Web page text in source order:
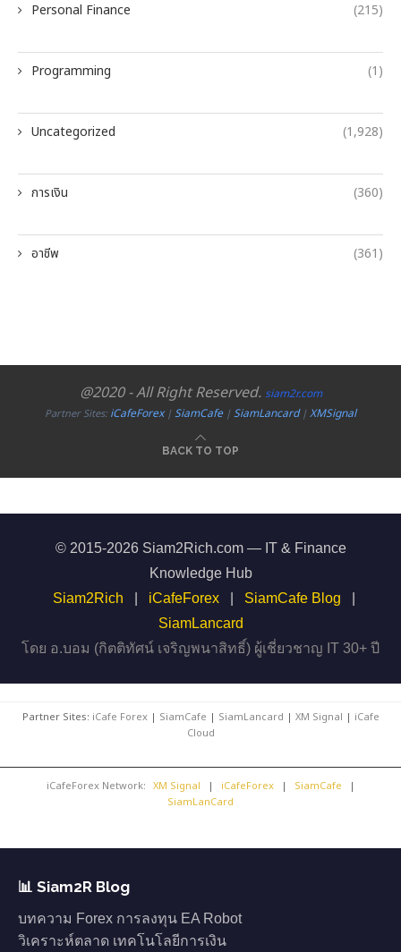
Personal Finance (215)
Programming (1)
Uncategorized (1,928)
การเงิน (360)
อาชีพ (361)
@2020 - All Right Reserved. siam2r.com
Partner Sites:iCafeForex|SiamCafe|SiamLancard|XMSignal
BACK TO TOP
© 2015-2026 Siam2Rich.com — IT & Finance
Knowledge Hub
Siam2Rich
iCafeForex SiamCafe Blog
SiamLancard
โดย อ.บอม (กิตติทัศน์ เจริญพนาสิทธิ์) ผู้เชี่ยวชาญ IT 30+ ปี
Partner Sites: iCafe Forex| SiamCafe | SiamLancard | XM Signal | iCafe
Cloud
iCafeForex Network: XM Signal | iCafeForex | SiamCafe
|
SiamLanCard
📊 Siam2R Blog
บทความ Forex การลงทุน EA Robot
วิเคราะห์ตลาด เทคโนโลยีการเงิน